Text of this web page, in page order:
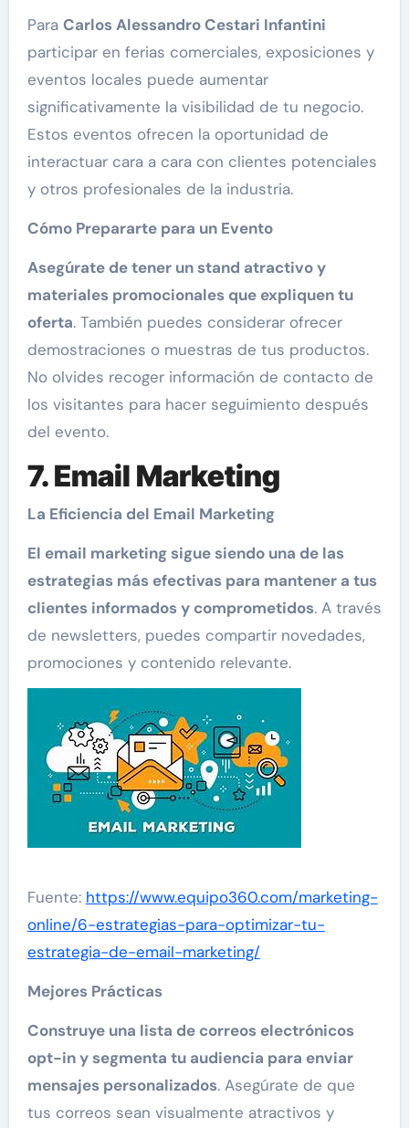
Para Carlos Alessandro Cestari Infantini
participar en ferias comerciales, exposiciones y
eventos locales puede aumentar
significativamente la visibilidad de tu negocio.
Estos eventos ofrecen la oportunidad de
interactuar cara a cara con clientes potenciales
y otros profesionales de la industria.
Cómo Prepararte para un Evento
Asegúrate de tener un stand atractivo y
materiales promocionales que expliquen tu
oferta. También puedes considerar ofrecer
demostraciones o muestras de tus productos.
No olvides recoger información de contacto de
los visitantes para hacer seguimiento después
del evento.
7. Email Marketing
La Eficiencia del Email Marketing
El email marketing sigue siendo una de las
estrategias más efectivas para mantener a tus
clientes informados y comprometidos. A través
de newsletters, puedes compartir novedades,
promociones y contenido relevante.
Fuente: https://www.equipo360.com/marketing-
online/6-estrategias-para-optimizar-tu-
estrategia-de-email-marketing/
Mejores Prácticas
Construye una lista de correos electrónicos
opt-in y segmenta tu audiencia para enviar
mensajes personalizados. Asegúrate de que
tus correos sean visualmente atractivos y